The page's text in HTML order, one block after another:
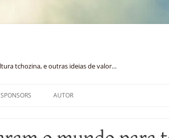
tchozina, e outras ideias de valor…
AUTOR